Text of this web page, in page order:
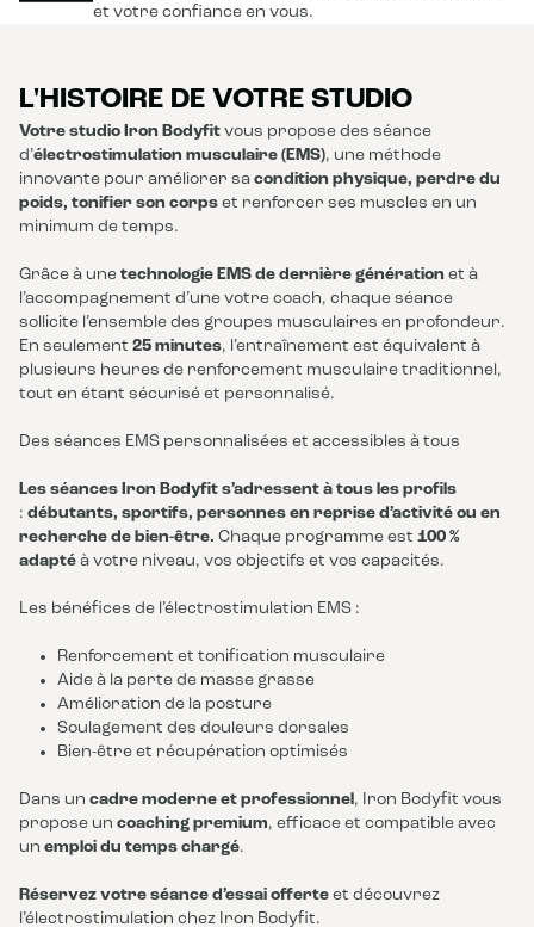
et votre confiance en vous.
L'HISTOIRE DE VOTRE STUDIO
Votre studio Iron Bodyfit vous propose des séance
d’électrostimulation musculaire (EMS), une méthode
innovante pour améliorer sa condition physique, perdre du
poids, tonifier son corps et renforcer ses muscles en un
minimum de temps.
Grâce à une technologie EMS de dernière génération et à
l’accompagnement d’une votre coach, chaque séance
sollicite l’ensemble des groupes musculaires en profondeur.
En seulement 25 minutes, l’entraînement est équivalent à
plusieurs heures de renforcement musculaire traditionnel,
tout en étant sécurisé et personnalisé.
Des séances EMS personnalisées et accessibles à tous
Les séances Iron Bodyfit s’adressent à tous les profils
: débutants, sportifs, personnes en reprise d’activité ou en
recherche de bien-être. Chaque programme est 100 %
adapté à votre niveau, vos objectifs et vos capacités.
Les bénéfices de l’électrostimulation EMS :
Renforcement et tonification musculaire
Aide à la perte de masse grasse
Amélioration de la posture
Soulagement des douleurs dorsales
Bien-être et récupération optimisés
Dans un cadre moderne et professionnel , Iron Bodyfit vous
propose un coaching premium, efficace et compatible avec
un emploi du temps chargé.
Réservez votre séance d’essai offerte et découvrez
l’électrostimulation chez Iron Bodyfit.